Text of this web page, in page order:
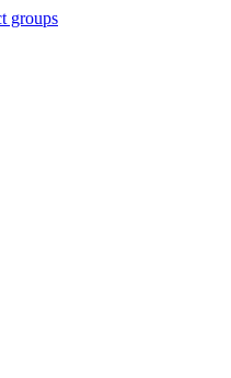
groups